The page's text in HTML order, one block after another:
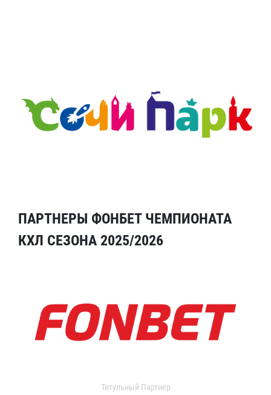
ПАРТНЕРЫ ФОНБЕТ ЧЕМПИОНАТА
КХЛ СЕЗОНА 2025/2026
Титульный Партнер